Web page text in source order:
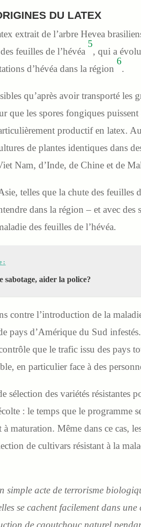
DU LATEX
extrait de l’arbre Hevea
feuilles de l’hévéa
5
, qui a
d’hévéa dans la région
6
.
qu’après avoir transporté les
que les spores fongiques
productif en latex.
de plantes identiques dans
Nam, d’Inde, de Chine et de
telles que la chute des feuilles
dans la région – et avec
des feuilles de l’hévéa.
sabotage, aider la police?
contre l’introduction de la
pays d’Amérique du Sud
que le trafic issu des pays
en particulier face à des
des variétés résistantes
: le temps que le programme
maturation. Même dans ce cas,
de cultivars résistant à la
simple acte de terrorisme
se cachent facilement dans
de caoutchouc naturel